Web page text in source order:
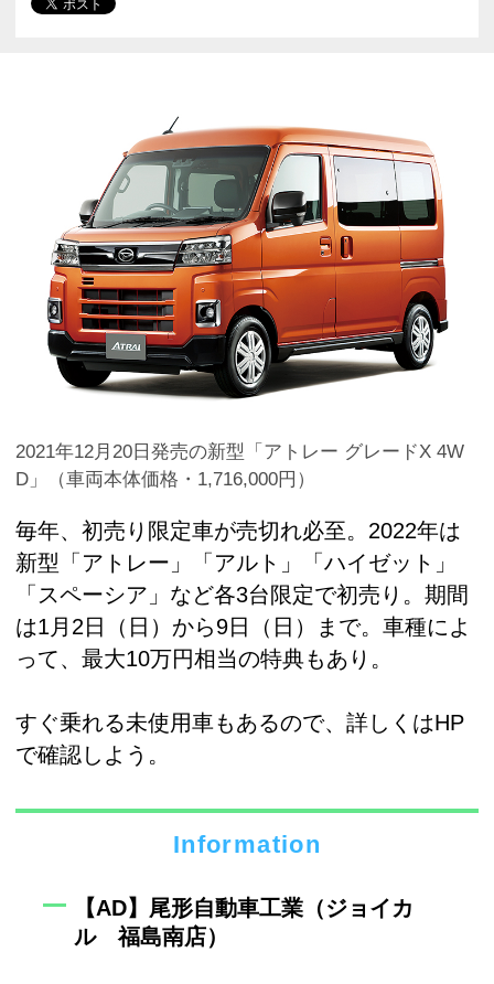
2021年12月20日発売の新型「アトレー グレードX 4W
D」（車両本体価格・1,716,000円）
毎年、初売り限定車が売切れ必至。2022年は
新型「アトレー」「アルト」「ハイゼット」
「スペーシア」など各3台限定で初売り。期間
は1月2日（日）から9日（日）まで。車種によ
って、最大10万円相当の特典もあり。
すぐ乗れる未使用車もあるので、詳しくはHP
で確認しよう。
Information
【AD】尾形自動車工業（ジョイカ
ル 福島南店）